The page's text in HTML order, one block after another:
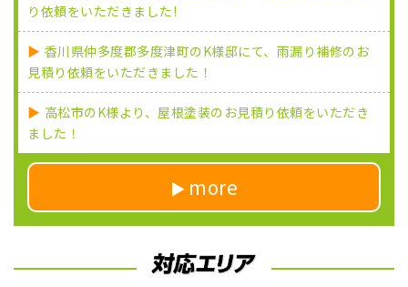
り依頼をいただきました!
香川県仲多度郡多度津町のK様邸にて、雨漏り補修のお
見積り依頼をいただきました！
高松市のK様より、屋根塗装のお見積り依頼をいただき
ました！
more